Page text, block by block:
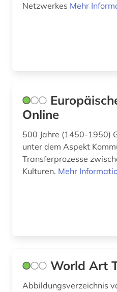
judaistik (2)
justiz (1)
karte (1)
kartellrecht (1)
katalog (4)
klimaänderung (1)
kohäsionspolitik (1)
Netzwerkes Mehr
Online
500 Jahre (1450-1950)
unter dem Aspekt
Transferprozesse
Kulturen. Mehr
World Art
Abbildungsverzeichnis